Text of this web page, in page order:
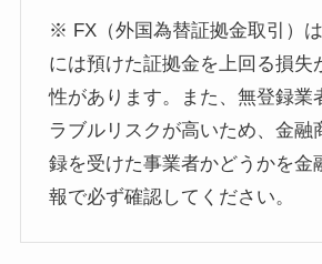
※ FX（外国為替証拠金取引）
には預けた証拠金を上回る損失
性があります。また、無登録業
ラブルリスクが高いため、金融
録を受けた事業者かどうかを金
報で必ず確認してください。